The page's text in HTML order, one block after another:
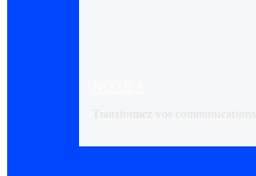
Transformez vos communications